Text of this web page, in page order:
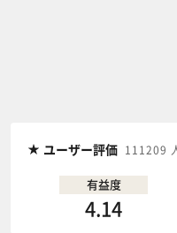
ユーザー評価 111209
有益度
4.14